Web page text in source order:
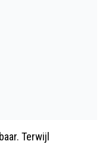
Terwijl